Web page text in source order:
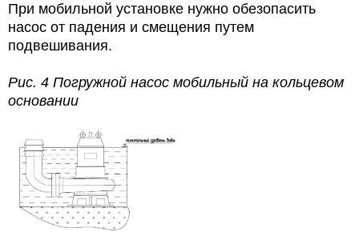
При мобильной установке нужно обезопасить
насос от падения и смещения путем
подвешивания.
Рис. 4 Погружной насос мобильный на кольцевом
основании